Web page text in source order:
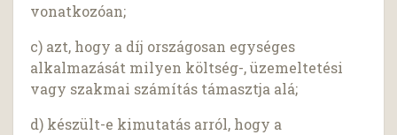
vonatkozóan;
c) azt, hogy a díj országosan egységes
alkalmazását milyen költség-, üzemeltetési
vagy szakmai számítás támasztja alá;
d) készült-e kimutatás arról, hogy a